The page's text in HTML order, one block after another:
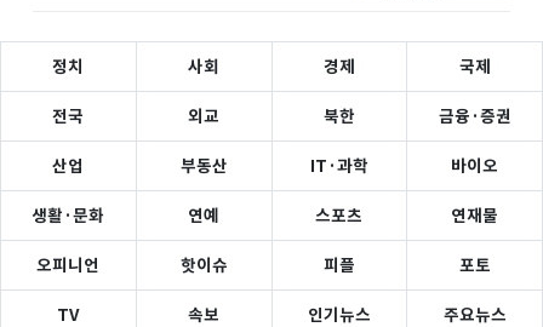
정치 사회 경제 국제
전국 외교 북한 금융·증권
산업 부동산 IT·과학 바이오
생활·문화 연예 스포츠 연재물
오피니언 핫이슈 피플 포토
TV 속보 인기뉴스 주요뉴스